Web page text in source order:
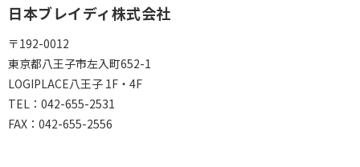
日本ブレイディ株式会社
〒192-0012
東京都八王子市左入町652-1
LOGIPLACE八王子 1F・4F
TEL： 042-655-2531
FAX： 042-655-2556